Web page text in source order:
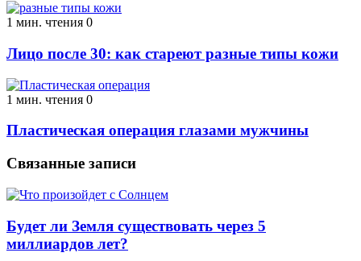
1 мин. чтения 0
Лицо после 30: как стареют разные типы кожи
1 мин. чтения 0
Пластическая операция глазами мужчины
Связанные записи
Будет ли Земля существовать через 5
миллиардов лет?